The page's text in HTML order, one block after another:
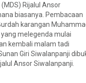
Rijalul Ansor
biasanya. Pembacaan
karangan
melegenda mulai
kembali malam tadi
Giri Siwalanpanji
Ansor Siwalanpanji.